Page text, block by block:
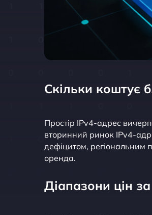
Скільки коштує
Простір IPv4-адрес
вторинний ринок IPv4-
дефіцитом, регіональним
оренда.
Діапазони цін